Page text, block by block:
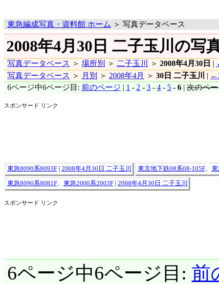
東急編成写真・資料館 ホーム ＞ 写真データベース
2008年4月30日 二子玉川の写
写真データベース ＞ 場所別 ＞ 二子玉川 ＞ 2008年4月30日 |
写真データベース ＞ 月別 ＞ 2008年4月 ＞ 30日 二子玉川 |
6ページ中6ページ目: 前のページ | 1 - 2 - 3 - 4 - 5 - 6 | 次のペ
スポンサード リンク
東急8090系8093F| 2008年4月30日 二子玉川 東京地下鉄08系08-105F、 東
東急8090系8081F、 東急2000系2003F| 2008年4月30日 二子玉川
スポンサード リンク
6ページ中6ページ目: 前